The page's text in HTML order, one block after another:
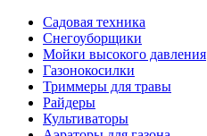
Садовая техника
Снегоуборщики
Мойки высокого давления
Газонокосилки
Триммеры для травы
Райдеры
Культиваторы